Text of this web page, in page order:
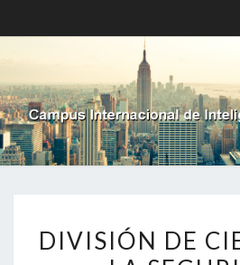
DE
DIVISIÓN DE